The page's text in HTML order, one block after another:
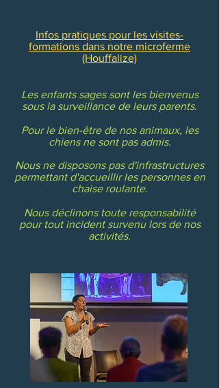
Infos pratiques pour les visites-
formations dans notre microferme
(Houffalize)
Les enfants sages sont les bienvenus
sous la surveillance de leurs parents.
Pour le bien-être de nos animaux, les
chiens ne sont pas admis.
Nous ne disposons pas d'infrastructures
permettant d'accueillir les personnes en
chaise roulante.
Nous déclinons toute responsabilité
pour tout incident survenu lors de nos
activités.